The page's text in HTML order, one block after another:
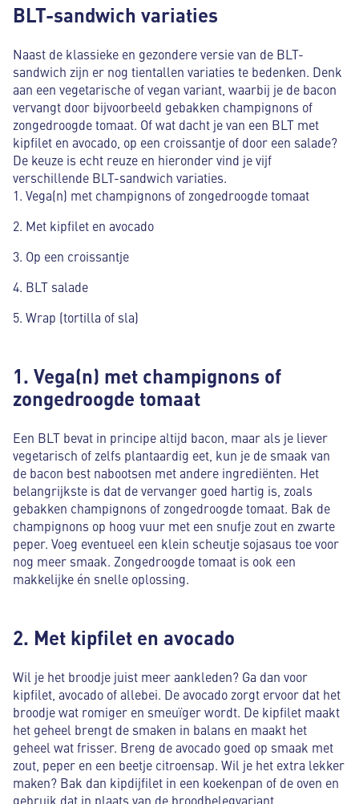
BLT-sandwich variaties
Naast de klassieke en gezondere versie van de BLT-
sandwich zijn er nog tientallen variaties te bedenken. Denk
aan een vegetarische of vegan variant, waarbij je de bacon
vervangt door bijvoorbeeld gebakken champignons of
zongedroogde tomaat. Of wat dacht je van een BLT met
kipfilet en avocado, op een croissantje of door een salade?
De keuze is echt reuze en hieronder vind je vijf
verschillende BLT-sandwich variaties.
Vega(n) met champignons of zongedroogde tomaat
Met kipfilet en avocado
Op een croissantje
BLT salade
Wrap (tortilla of sla)
1. Vega(n) met champignons of
zongedroogde tomaat
Een BLT bevat in principe altijd bacon, maar als je liever
vegetarisch of zelfs plantaardig eet, kun je de smaak van
de bacon best nabootsen met andere ingrediënten. Het
belangrijkste is dat de vervanger goed hartig is, zoals
gebakken champignons of zongedroogde tomaat. Bak de
champignons op hoog vuur met een snufje zout en zwarte
peper. Voeg eventueel een klein scheutje sojasaus toe voor
nog meer smaak. Zongedroogde tomaat is ook een
makkelijke én snelle oplossing.
2. Met kipfilet en avocado
Wil je het broodje juist meer aankleden? Ga dan voor
kipfilet, avocado of allebei. De avocado zorgt ervoor dat het
broodje wat romiger en smeuïger wordt. De kipfilet maakt
het geheel brengt de smaken in balans en maakt het
geheel wat frisser. Breng de avocado goed op smaak met
zout, peper en een beetje citroensap. Wil je het extra lekker
maken? Bak dan kipdijfilet in een koekenpan of de oven en
gebruik dat in plaats van de broodbelegvariant.